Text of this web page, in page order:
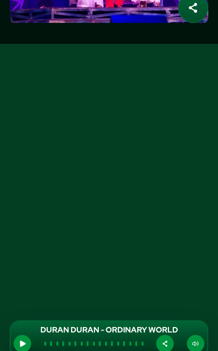
DURAN DURAN - ORDINARY WORLD